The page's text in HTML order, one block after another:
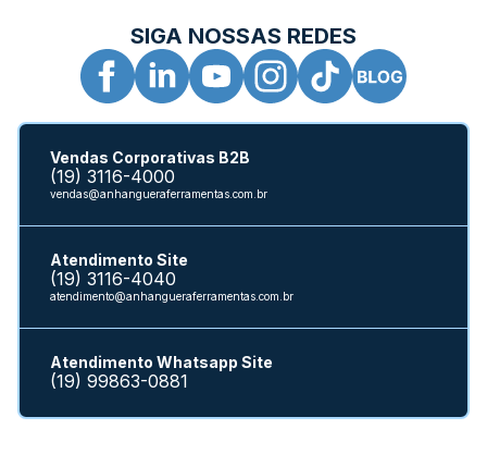
SIGA NOSSAS REDES
Vendas Corporativas B2B
(19) 3116-4000
vendas@anhangueraferramentas.com.br
Atendimento Site
(19) 3116-4040
atendimento@anhangueraferramentas.com.br
Atendimento Whatsapp Site
(19) 99863-0881